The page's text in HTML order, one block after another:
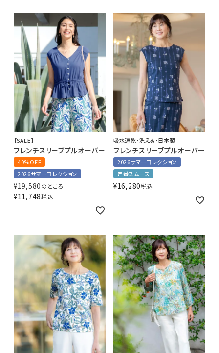
【SALE】
フレンチスリーブプルオーバー
40%OFF
2026サマーコレクション
¥19,580のところ
¥11,748税込
吸水速乾・洗える・日本製
フレンチスリーブプルオーバー
2026サマーコレクション
定番スムース
¥16,280税込